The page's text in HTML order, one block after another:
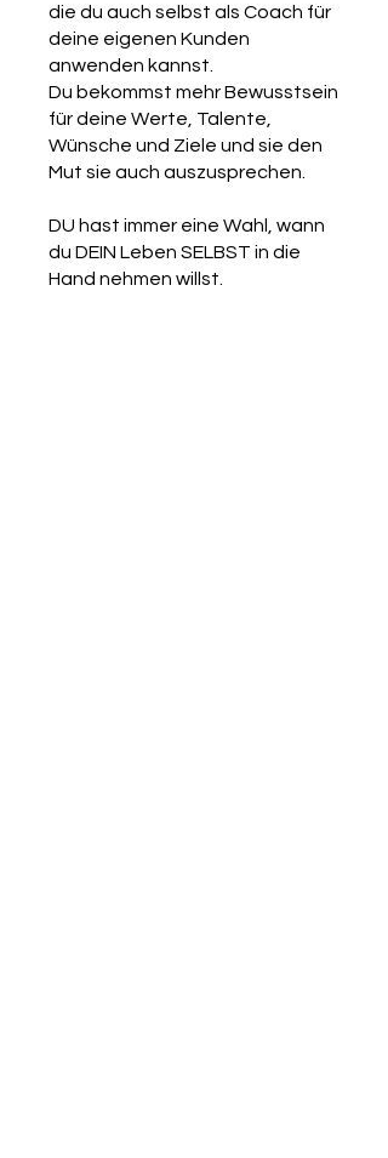
die du auch selbst als Coach für
deine eigenen Kunden
anwenden kannst.
Du bekommst mehr Bewusstsein
für deine Werte, Talente,
Wünsche und Ziele und sie den
Mut sie auch auszusprechen.
DU hast immer eine Wahl, wann
du DEIN Leben SELBST in die
Hand nehmen willst.